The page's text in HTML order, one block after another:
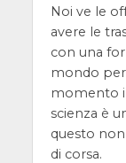
Noi ve le
avere le
con una
mondo
momento
scienza è
questo non
di corsa.